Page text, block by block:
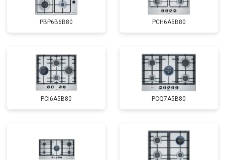
PBP6B6B80 PCH6A5B80
PCI6A5B80 PCQ7A5B80